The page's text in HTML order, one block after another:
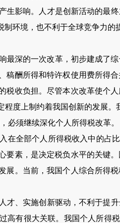
生影响。人才是创新活动的最
环境，也不利于全球竞争力的
深的一次改革，初步建成了
稿酬所得和特许权使用费所得
税收负担。尽管本次改革使个
度上制约着我国创新的发展。
必须继续深化个人所得税改革。
在全部个人所得税收入中的占
要素，是决定税负水平的关键
。当前，我国个人综合所得
才、实施创新驱动，不利于提
高有很大关联。我国个人所得